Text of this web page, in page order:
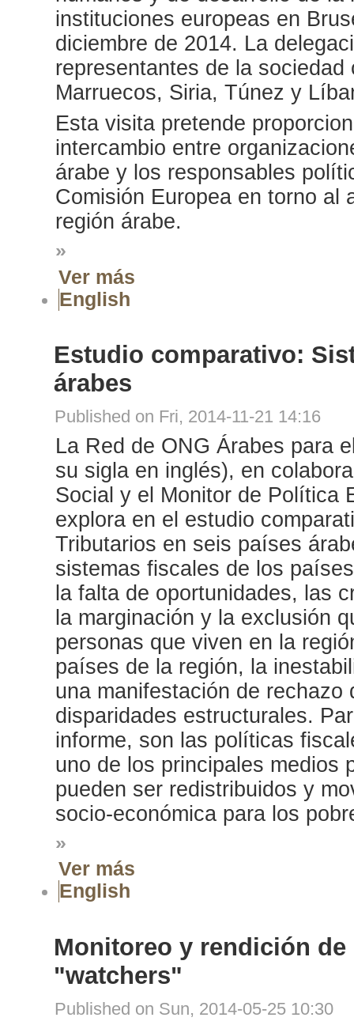
instituciones europeas en
diciembre de 2014. La
representantes de la
Marruecos, Siria, Túnez y
Esta visita pretende
intercambio entre
árabe y los responsables
Comisión Europea en torno al
región árabe.
»
Ver más
English
Estudio comparativo:
árabes
Published on Fri, 2014-11-21 14:16
La Red de ONG Árabes para
su sigla en inglés), en
Social y el Monitor de Política
explora en el estudio
Tributarios en seis países
sistemas fiscales de los
la falta de oportunidades, las
la marginación y la exclusión
personas que viven en la
países de la región, la
una manifestación de
disparidades estructurales.
informe, son las políticas
uno de los principales medios
pueden ser redistribuidos y
socio-económica para los
»
Ver más
English
Monitoreo y rendición
"watchers"
Published on Sun, 2014-05-25 10:30